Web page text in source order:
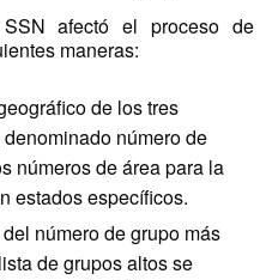
afectó el proceso de
maneras:
de los tres
número de
números de área para la
estados específicos.
número de grupo más
de grupos altos se